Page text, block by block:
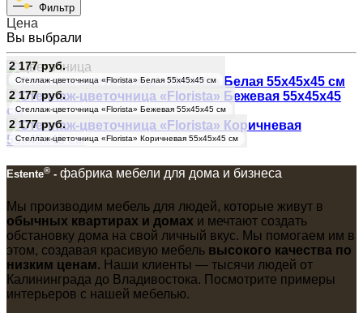
Фильтр
Цена
Вы выбрали
2 177 руб.
Стеллаж-цветочница «Florista» Белая 55x45x45 см
2 177 руб.
Стеллаж-цветочница «Florista» Бежевая 55x45x45 см
2 177 руб.
Стеллаж-цветочница «Florista» Коричневая 55x45x45 см
Estente® - фабрика мебели для дома и бизнеса
Мы производим мебель для людей, которые живут в
обычных квартирах и домах и мечтают создать
обстановку дома на свой личный вкус. Мы помогаем им в
этом, создавая красивую мебель высокого качества по
низким ценам. Наши клиенты ― тысячи людей от
Калининграда до Владивостока. Посмотрите примеры
интерьеров с нашей мебелью.